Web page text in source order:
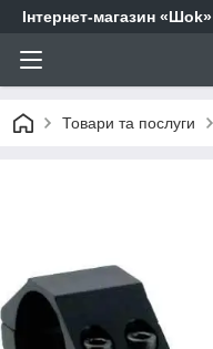
Інтернет-магазин «Шоk»
Товари та послуги